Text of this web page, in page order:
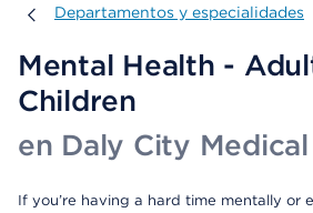
Departamentos y especialidades
Departamentos y especialidades
Mental Health -
Children
en Daly City
If you’re having a hard time mentally or